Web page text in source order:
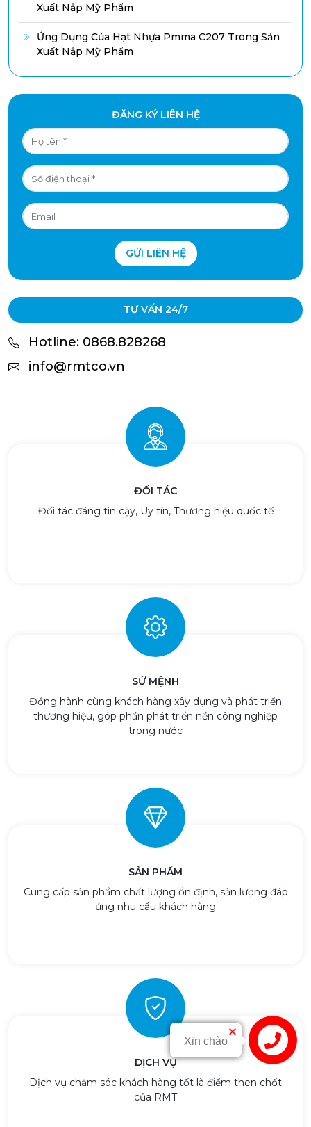
Xuất Nắp Mỹ Phẩm
Ứng Dụng Của Hạt Nhựa Pmma C207 Trong Sản
Xuất Nắp Mỹ Phẩm
ĐĂNG KÝ LIÊN HỆ
GỬI LIÊN HỆ
TƯ VẤN 24/7
Hotline: 0868.828268
info@rmtco.vn
ĐỐI TÁC
Đối tác đáng tin cậy, Uy tín, Thương hiệu quốc tế
SỨ MỆNH
Đồng hành cùng khách hàng xây dựng và phát triển
thương hiệu, góp phần phát triển nền công nghiệp
trong nước
SẢN PHẨM
Cung cấp sản phẩm chất lượng ổn định, sản lượng đáp
ứng nhu cầu khách hàng
DỊCH VỤ
Dịch vụ chăm sóc khách hàng tốt là điểm then chốt
của RMT
Liên hệ